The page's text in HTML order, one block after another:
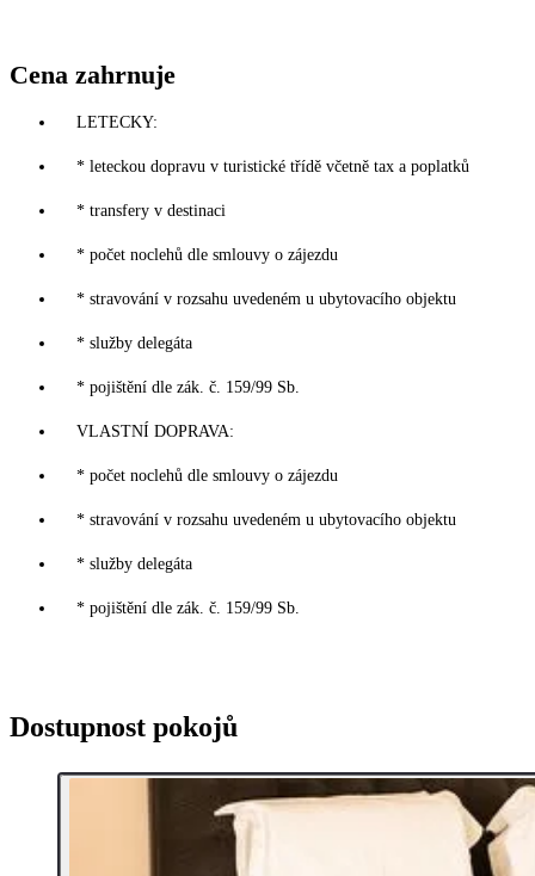
Cena zahrnuje
LETECKY:
* leteckou dopravu v turistické třídě včetně tax a poplatků
* transfery v destinaci
* počet noclehů dle smlouvy o zájezdu
* stravování v rozsahu uvedeném u ubytovacího objektu
* služby delegáta
* pojištění dle zák. č. 159/99 Sb.
VLASTNÍ DOPRAVA:
* počet noclehů dle smlouvy o zájezdu
* stravování v rozsahu uvedeném u ubytovacího objektu
* služby delegáta
* pojištění dle zák. č. 159/99 Sb.
Dostupnost pokojů